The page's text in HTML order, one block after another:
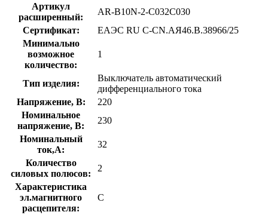
Артикул
расширенный:
AR-B10N-2-C032C030
Сертификат:
ЕАЭС RU С-CN.АЯ46.В.38966/25
Минимально
возможное
количество:
1
Тип изделия:
Выключатель автоматический
дифференциального тока
Напряжение, В:
220
Номинальное
напряжение, В:
230
Номинальный
ток,А:
32
Количество
силовых полюсов:
2
Характеристика
эл.магнитного
расцепителя:
C